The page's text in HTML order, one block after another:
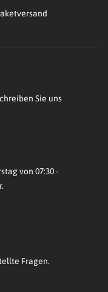
Sie uns
von 07:30 -
Fragen.